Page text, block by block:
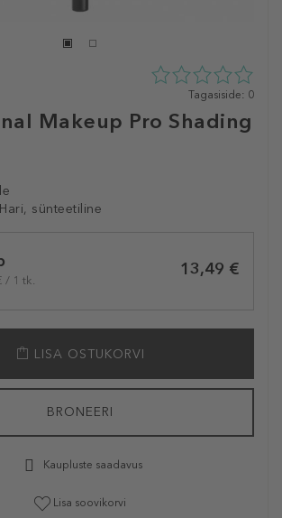
Makeup Pro Shading
Hari, sünteetiline
0
5st
Tagasiside: 0
/ 1 tk.
13,49 €
LISA OSTUKORVI
BRONEERI
Kaupluste saadavus
Lisa soovikorvi